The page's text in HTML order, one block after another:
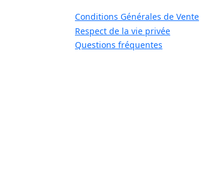
Conditions Générales de Vente
Respect de la vie privée
Questions fréquentes